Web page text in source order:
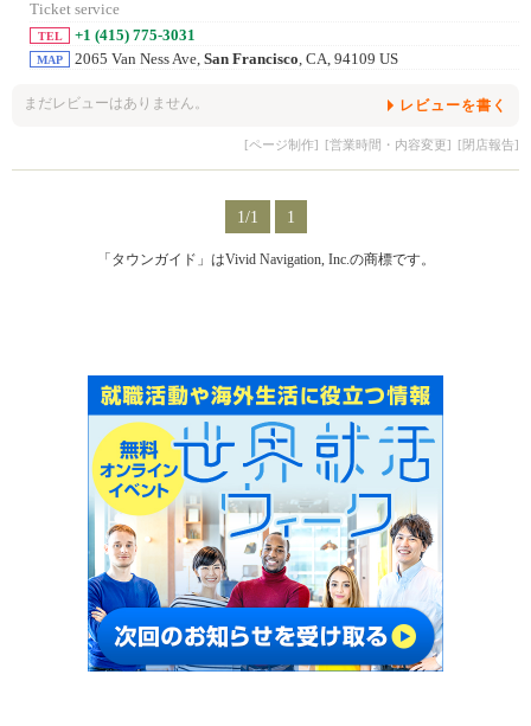
Ticket service
TEL +1 (415) 775-3031
MAP 2065 Van Ness Ave, San Francisco, CA, 94109 US
まだレビューはありません。 レビューを書く
[ページ制作] [営業時間・内容変更] [閉店報告]
1/1 1
「タウンガイド」はVivid Navigation, Inc.の商標です。